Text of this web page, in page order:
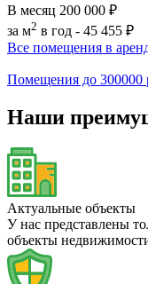
В месяц 200 000 ₽
за м2 в год - 45 455 ₽
Все помещения в
Помещения до 300000
Наши
Актуальные объекты
У нас представлены
объекты